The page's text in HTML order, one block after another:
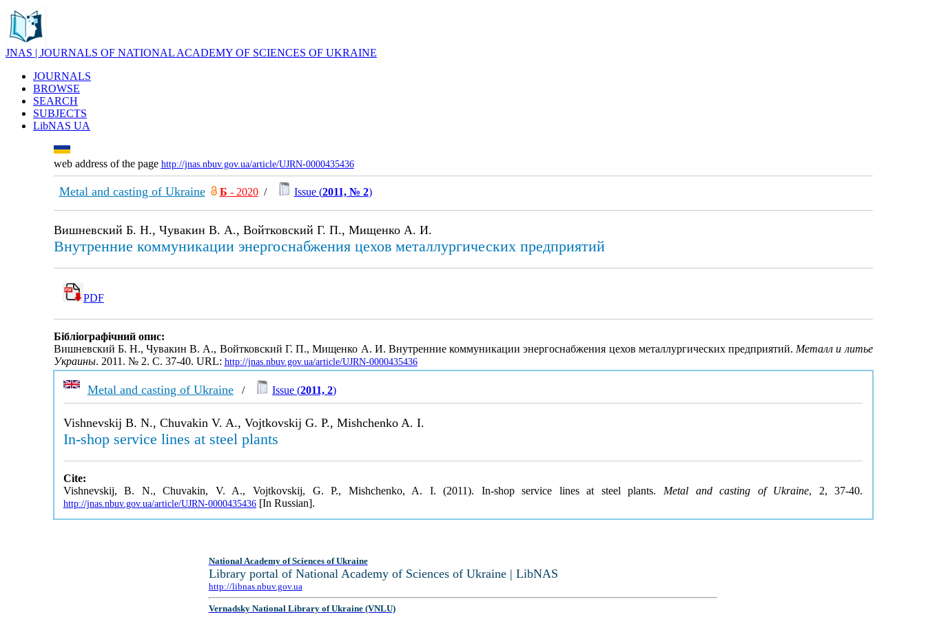
JNAS | JOURNALS OF NATIONAL ACADEMY OF SCIENCES OF UKRAINE
JOURNALS
BROWSE
SEARCH
SUBJECTS
LibNAS UA
web address of the page http://jnas.nbuv.gov.ua/article/UJRN-0000435436
Metal and casting of Ukraine Б - 2020/ Issue (2011, № 2)
Вишневский Б. Н., Чувакин В. А., Войтковский Г. П., Мищенко А. И.
Внутренние коммуникации энергоснабжения цехов металлургических предприятий
PDF
Бібліографічний опис:
Вишневский Б. Н., Чувакин В. А., Войтковский Г. П., Мищенко А. И. Внутренние коммуникации энергоснабжения цехов металлургических предприятий.Металл и литье
Украины. 2011. № 2. С. 37-40. URL: http://jnas.nbuv.gov.ua/article/UJRN-0000435436
Metal and casting of Ukraine/ Issue (2011, 2)
Vishnevskij B. N., Chuvakin V. A., Vojtkovskij G. P., Mishchenko A. I.
In-shop service lines at steel plants
Cite:
Vishnevskij, B. N., Chuvakin, V. A., Vojtkovskij, G. P., Mishchenko, A. I. (2011). In-shop service lines at steel plants. Metal and casting of Ukraine, 2, 37-40.
http://jnas.nbuv.gov.ua/article/UJRN-0000435436[In Russian].
National Academy of Sciences of Ukraine
Library portal of National Academy of Sciences of Ukraine | LibNAS
http://libnas.nbuv.gov.ua
Vernadsky National Library of Ukraine (VNLU)